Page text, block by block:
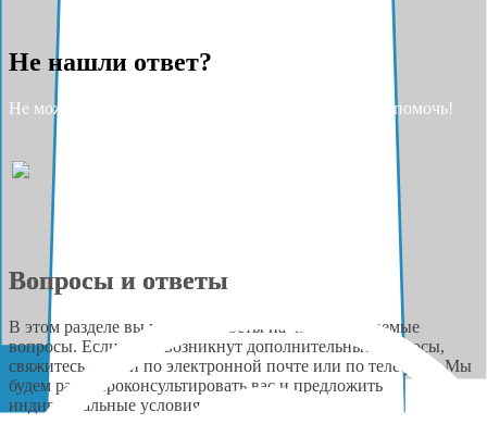
Не нашли ответ?
Не можете найти ответ на свой вопрос? Разрешите помочь!
Вопросы и ответы
В этом разделе вы найдёте ответы на часто задаваемые
вопросы. Если у вас возникнут дополнительные вопросы,
свяжитесь с нами по электронной почте или по телефону. Мы
будем рады проконсультировать вас и предложить
индивидуальные условия сотрудничества.